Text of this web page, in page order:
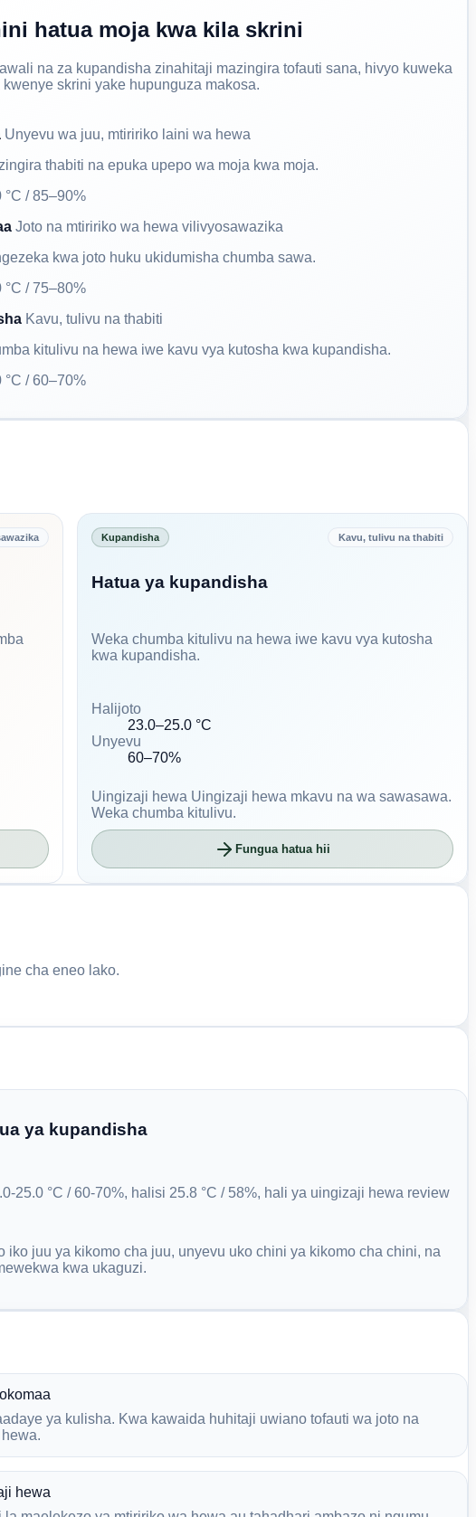
hatua moja kwa kila skrini
na za kupandisha zinahitaji mazingira tofauti sana, hivyo kuweka
kwenye skrini yake hupunguza makosa.
Unyevu wa juu, mtiririko laini wa hewa
thabiti na epuka upepo wa moja kwa moja.
°C / 85–90%
Joto na mtiririko wa hewa vilivyosawazika
kwa joto huku ukidumisha chumba sawa.
°C / 75–80%
Kavu, tulivu na thabiti
kitulivu na hewa iwe kavu vya kutosha kwa kupandisha.
°C / 60–70%
Kupandisha Kavu, tulivu na thabiti
Hatua ya kupandisha
Weka chumba kitulivu na hewa iwe kavu vya kutosha
kwa kupandisha.
Halijoto
23.0–25.0 °C
Unyevu
60–70%
Uingizaji hewa Uingizaji hewa mkavu na wa sawasawa.
Weka chumba kitulivu.
Fungua hatua hii
cha eneo lako.
ya kupandisha
25.0 °C / 60-70%, halisi 25.8 °C / 58%, hali ya uingizaji hewa review
iko juu ya kikomo cha juu, unyevu uko chini ya kikomo cha chini, na
kwa ukaguzi.
ya kulisha. Kwa kawaida huhitaji uwiano tofauti wa joto na
hewa